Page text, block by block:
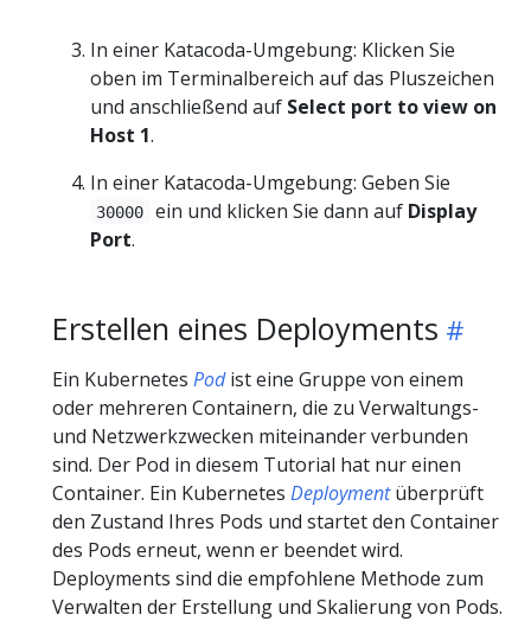
In einer Katacoda-Umgebung: Klicken Sie
oben im Terminalbereich auf das Pluszeichen
und anschließend auf Select port to view on
Host 1.
In einer Katacoda-Umgebung: Geben Sie
30000 ein und klicken Sie dann auf Display
Port.
Erstellen eines Deployments
Ein Kubernetes Podist eine Gruppe von einem
oder mehreren Containern, die zu Verwaltungs-
und Netzwerkzwecken miteinander verbunden
sind. Der Pod in diesem Tutorial hat nur einen
Container. Ein Kubernetes Deploymentüberprüft
den Zustand Ihres Pods und startet den Container
des Pods erneut, wenn er beendet wird.
Deployments sind die empfohlene Methode zum
Verwalten der Erstellung und Skalierung von Pods.